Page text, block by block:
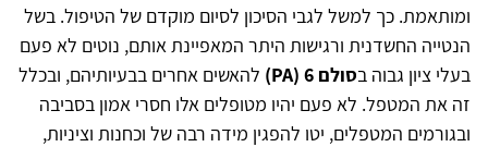
ומותאמת. כך למשל לגבי הסיכון לסיום מוקדם של הטיפול. בשל
הנטייה החשדנית ורגישות היתר המאפיינת אותם, נוטים לא פעם
בעלי ציון גבוה בסולם 6 (PA)
להאשים אחרים בבעיותיהם, ובכלל
זה את המטפל. לא פעם יהיו מטופלים אלו חסרי אמון בסביבה
ובגורמים המטפלים, יטו להפגין מידה רבה של וכחנות וציניות,